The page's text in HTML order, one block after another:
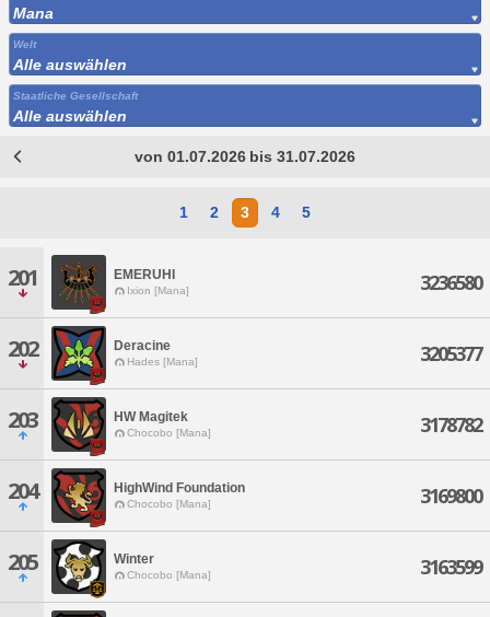
Mana
Welt
Alle auswählen
Staatliche Gesellschaft
Alle auswählen
von 01.07.2026 bis 31.07.2026
1 2 3 4 5
201 EMERUHI
Ixion [Mana] 3236580
202 Deracine
Hades [Mana] 3205377
203 HW Magitek
Chocobo [Mana] 3178782
204 HighWind Foundation
Chocobo [Mana] 3169800
205 Winter
Chocobo [Mana] 3163599